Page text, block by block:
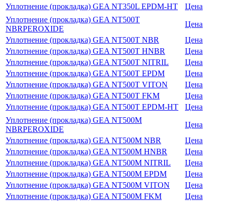
Уплотнение (прокладка) GEA NT350L EPDM-HT
Цена
Уплотнение (прокладка) GEA NT500T
NBRPEROXIDE
Цена
Уплотнение (прокладка) GEA NT500T NBR
Цена
Уплотнение (прокладка) GEA NT500T HNBR
Цена
Уплотнение (прокладка) GEA NT500T NITRIL
Цена
Уплотнение (прокладка) GEA NT500T EPDM
Цена
Уплотнение (прокладка) GEA NT500T VITON
Цена
Уплотнение (прокладка) GEA NT500T FKM
Цена
Уплотнение (прокладка) GEA NT500T EPDM-HT
Цена
Уплотнение (прокладка) GEA NT500M
NBRPEROXIDE
Цена
Уплотнение (прокладка) GEA NT500M NBR
Цена
Уплотнение (прокладка) GEA NT500M HNBR
Цена
Уплотнение (прокладка) GEA NT500M NITRIL
Цена
Уплотнение (прокладка) GEA NT500M EPDM
Цена
Уплотнение (прокладка) GEA NT500M VITON
Цена
Уплотнение (прокладка) GEA NT500M FKM
Цена